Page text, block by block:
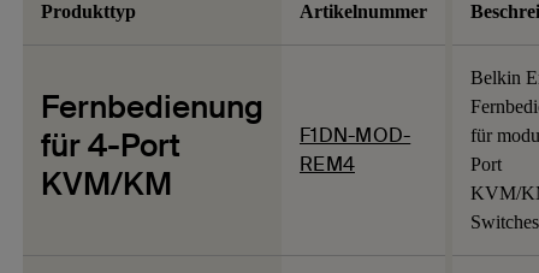
Produkttyp Artikelnummer
Fernbedienung
für 4-Port
KVM/KM
F1DN-MOD-
REM4
Belkin
für
Port
KVM/
Switches